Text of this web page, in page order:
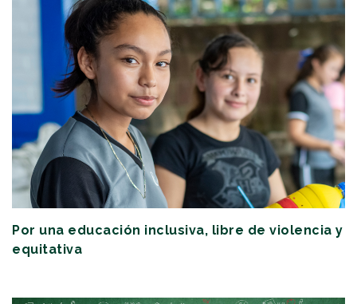
Por una educación inclusiva, libre de violencia y
equitativa